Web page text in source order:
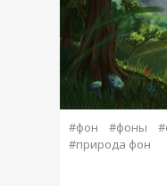
#фон #фоны
#природа фон